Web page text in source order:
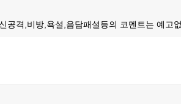
공격,비방,욕설,음담패설등의 코멘트는 예고